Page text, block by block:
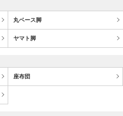
丸ベース脚
ヤマト脚
座布団